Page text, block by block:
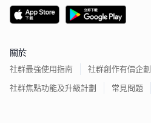
關於
社群最強使用指南
社群創作有價企劃
社群焦點功能及升級計劃
常見問題